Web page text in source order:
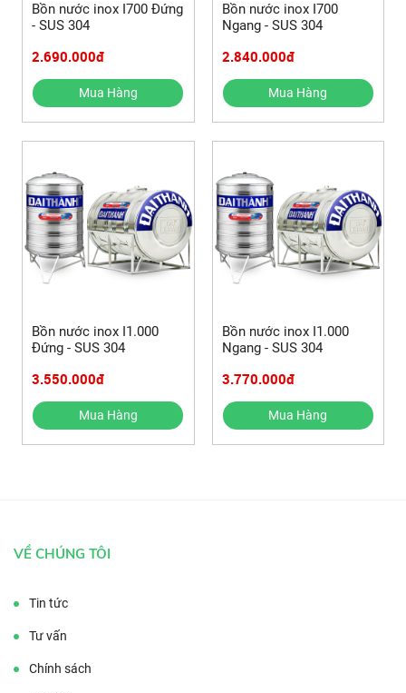
Bồn nước inox I700 Đứng
- SUS 304
2.690.000đ
Mua Hàng
Bồn nước inox I700
Ngang - SUS 304
2.840.000đ
Mua Hàng
Bồn nước inox I1.000
Đứng - SUS 304
3.550.000đ
Mua Hàng
Bồn nước inox I1.000
Ngang - SUS 304
3.770.000đ
Mua Hàng
VỀ CHÚNG TÔI
Tin tức
Tư vấn
Chính sách